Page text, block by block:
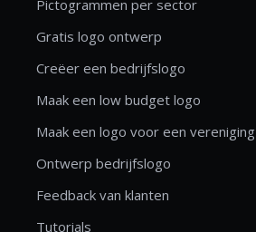
Pictogrammen per sector
Gratis logo ontwerp
Creëer een bedrijfslogo
Maak een low budget logo
Maak een logo voor een vereniging
Ontwerp bedrijfslogo
Feedback van klanten
Tutorials